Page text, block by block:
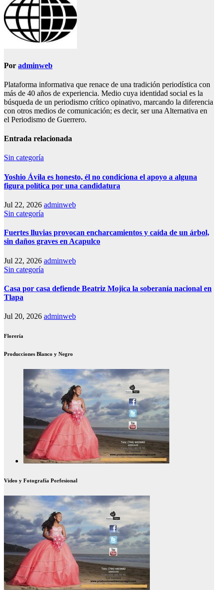
Por adminweb
Plataforma informativa que renace de una tradición periodística con
más de 40 años de experiencia. Medio cuya identidad social es la
búsqueda de un periodismo crítico opinativo, marcando la diferencia
con otros medios de comunicación; es decir, ser una Alternativa en
el Periodismo de Guerrero.
Entrada relacionada
Sin categoría
Yoshio Ávila es honesto, él no condiciona el apoyo a alguna
figura política por una candidatura
Jul 22, 2026 adminweb
Sin categoría
Fuertes lluvias provocan encharcamientos y caída de un árbol,
sin daños graves en Acapulco
Jul 22, 2026 adminweb
Sin categoría
Casa por casa defiende Beatriz Mojica la soberanía nacional en
Tlapa
Jul 20, 2026 adminweb
Florería
Producciones Blanco y Negro
Video y Fotografía Porfesional